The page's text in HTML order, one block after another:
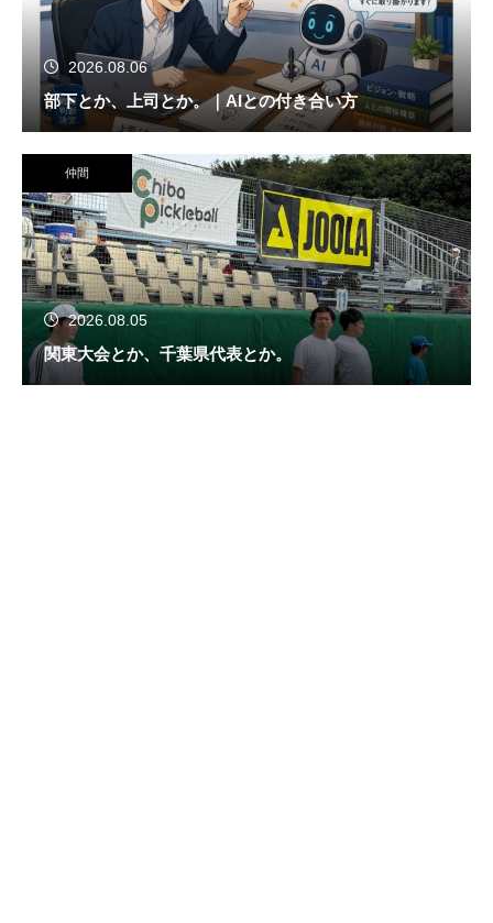
2026.08.06
部下とか、上司とか。｜AIとの付き合い方
仲間
2026.08.05
関東大会とか、千葉県代表とか。